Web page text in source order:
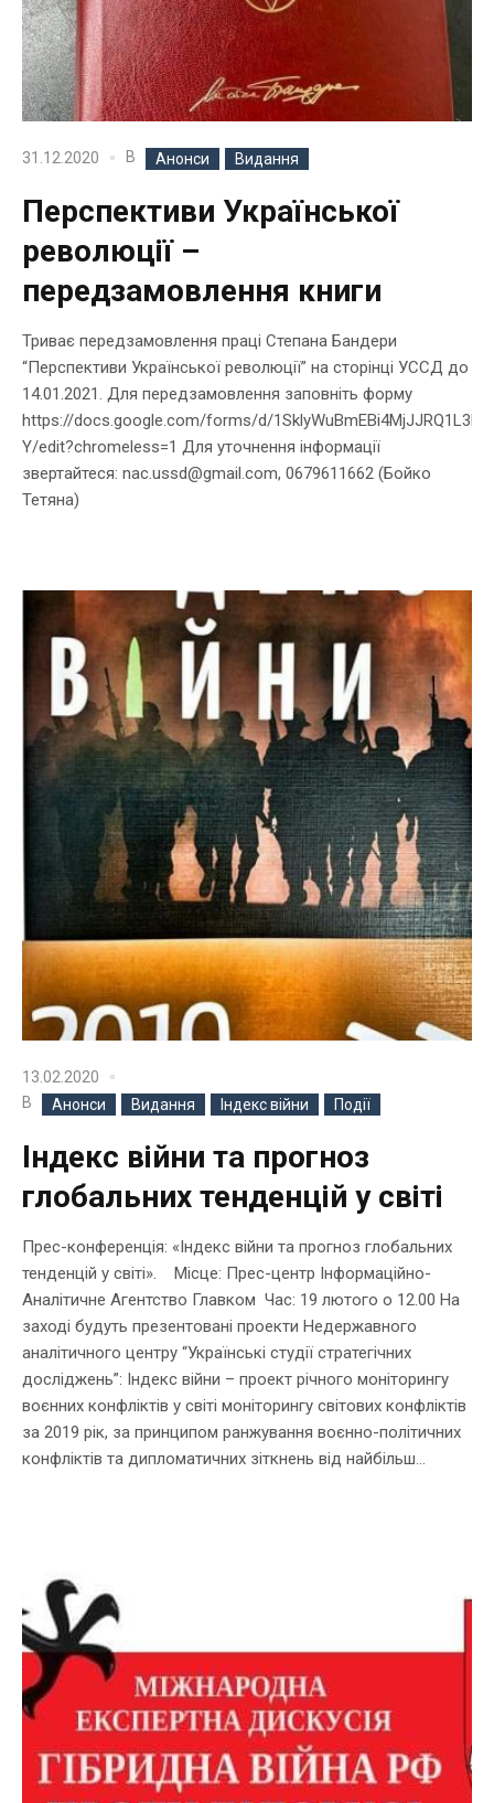
31.12.2020 В Анонси Видання
Перспективи Української
революції –
передзамовлення книги
Триває передзамовлення праці Степана Бандери
“Перспективи Української революції” на сторінці УССД до
14.01.2021. Для передзамовлення заповніть форму
https://docs.google.com/forms/d/
Y/edit?chromeless=1 Для уточнення інформації
звертайтеся: nac.ussd@gmail.com, 0679611662 (Бойко
Тетяна)
13.02.2020
В
Анонси Видання Індекс війни Події
Індекc війни та прогноз
глобальних тенденцій у світі
Прес-конференція: «Індекc війни та прогноз глобальних
тенденцій у світі». Місце: Прес-центр Інформаційно-
Аналітичне Агентство Главком Час: 19 лютого о 12.00 На
заході будуть презентовані проекти Недержавного
аналітичного центру “Українські студії стратегічних
досліджень”: Індекс війни – проект річного моніторингу
воєнних конфліктів у світі моніторингу світових конфліктів
за 2019 рік, за принципом ранжування воєнно-політичних
конфліктів та дипломатичних зіткнень від найбільш...